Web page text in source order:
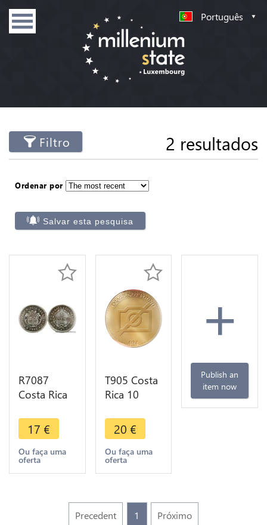
Português
Filtro 2 resultados
Ordenar por
Salvar esta pesquisa
R7087
Costa Rica
1905 Silver
AU UNC ->
Make offer
17 €
Ou faça uma
oferta
T905 Costa
Rica 10
1918 ->
Make offer
20 €
Ou faça uma
oferta
+
Publish an
item now
Precedent 1 Próximo